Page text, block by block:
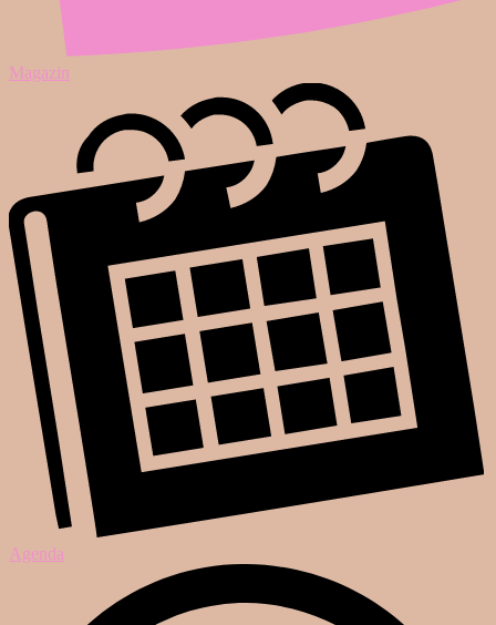
Magazin
Agenda